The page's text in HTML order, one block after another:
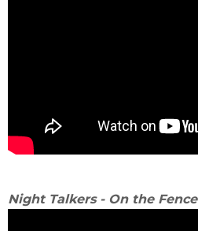
Night Talkers - On the Fence